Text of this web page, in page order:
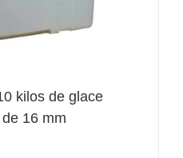
kilos de glace
16 mm